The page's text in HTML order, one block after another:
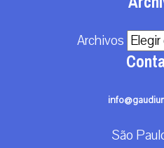
Archivos
São